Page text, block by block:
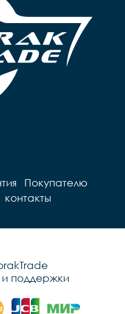
Покупателю
контакты
поддержки